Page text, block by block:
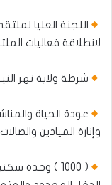
اللجنة العليا
لانطلاقة فعاليات
شرطة ولاية نهر
عودة الحياة
وإنارة الميادين
( 1000 )